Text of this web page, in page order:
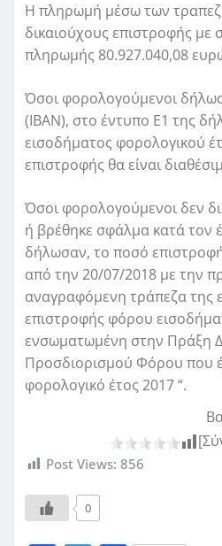
Η πληρωμή μέσω των
δικαιούχους επιστροφής με
πληρωμής 80.927.040,08
Όσοι φορολογούμενοι
(IBAN), στο έντυπο Ε1 της
εισοδήματος φορολογικού
επιστροφής θα είναι
Όσοι φορολογούμενοι δεν
ή βρέθηκε σφάλμα κατά τον
δήλωσαν, το ποσό
από την 20/07/2018 με την
αναγραφόμενη τράπεζα της
επιστροφής φόρου
ενσωματωμένη στην Πράξη
Προσδιορισμού Φόρου που
φορολογικό έτος 2017 “.
Post Views: 856
0